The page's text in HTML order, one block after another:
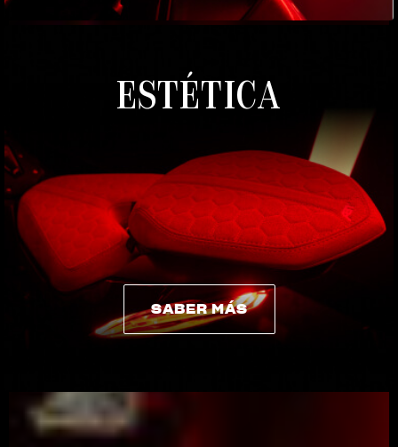
ESTÉTICA
SABER MÁS